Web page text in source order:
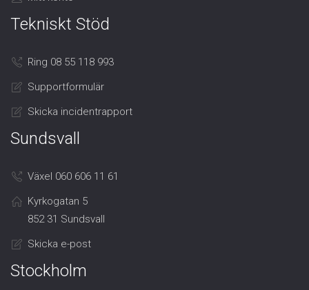
Tekniskt Stöd
Ring 08 55 118 993
Supportformulär
Skicka incidentrapport
Sundsvall
Växel 060 606 11 61
Kyrkogatan 5
852 31 Sundsvall
Skicka e-post
Stockholm